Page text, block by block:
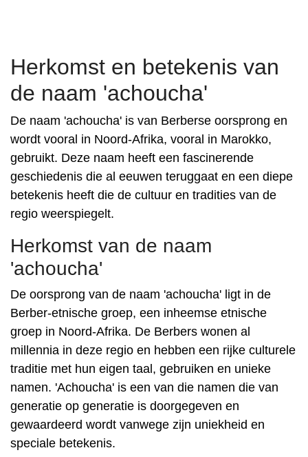
Herkomst en betekenis van
de naam 'achoucha'
De naam 'achoucha' is van Berberse oorsprong en
wordt vooral in Noord-Afrika, vooral in Marokko,
gebruikt. Deze naam heeft een fascinerende
geschiedenis die al eeuwen teruggaat en een diepe
betekenis heeft die de cultuur en tradities van de
regio weerspiegelt.
Herkomst van de naam
'achoucha'
De oorsprong van de naam 'achoucha' ligt in de
Berber-etnische groep, een inheemse etnische
groep in Noord-Afrika. De Berbers wonen al
millennia in deze regio en hebben een rijke culturele
traditie met hun eigen taal, gebruiken en unieke
namen. 'Achoucha' is een van die namen die van
generatie op generatie is doorgegeven en
gewaardeerd wordt vanwege zijn uniekheid en
speciale betekenis.